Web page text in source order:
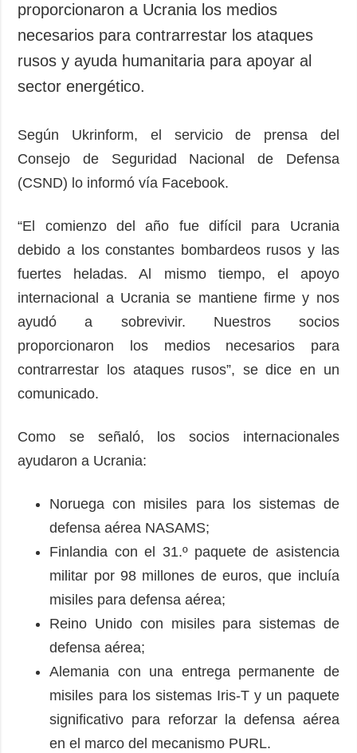
proporcionaron a Ucrania los medios
necesarios para contrarrestar los ataques
rusos y ayuda humanitaria para apoyar al
sector energético.
Según Ukrinform, el servicio de prensa del
Consejo de Seguridad Nacional de Defensa
(CSND) lo informó vía Facebook.
“El comienzo del año fue difícil para Ucrania
debido a los constantes bombardeos rusos y las
fuertes heladas. Al mismo tiempo, el apoyo
internacional a Ucrania se mantiene firme y nos
ayudó a sobrevivir. Nuestros socios
proporcionaron los medios necesarios para
contrarrestar los ataques rusos”, se dice en un
comunicado.
Como se señaló, los socios internacionales
ayudaron a Ucrania:
Noruega con misiles para los sistemas de
defensa aérea NASAMS;
Finlandia con el 31.º paquete de asistencia
militar por 98 millones de euros, que incluía
misiles para defensa aérea;
Reino Unido con misiles para sistemas de
defensa aérea;
Alemania con una entrega permanente de
misiles para los sistemas Iris-T y un paquete
significativo para reforzar la defensa aérea
en el marco del mecanismo PURL.